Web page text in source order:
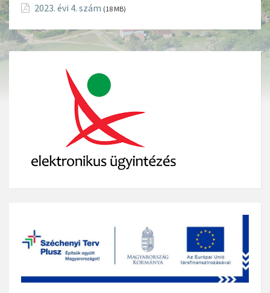
2023. évi 4. szám (18 MB)